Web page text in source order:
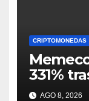
CRIPTOMONEDAS
331%
sobre
AGO 8, 2026